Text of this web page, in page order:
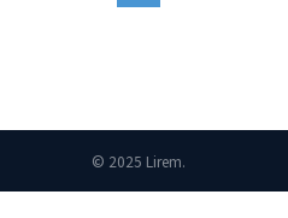
© 2025 Lirem.